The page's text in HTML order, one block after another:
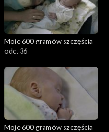
Moje 600 gramów szczęścia
odc. 36
Moje 600 gramów szczęścia